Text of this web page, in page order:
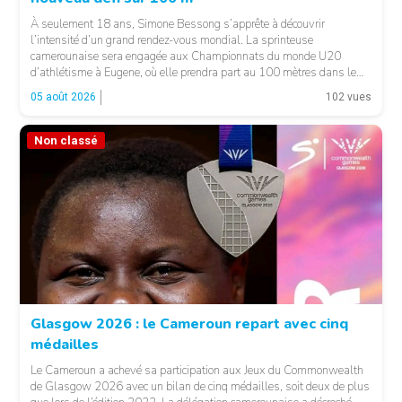
À seulement 18 ans, Simone Bessong s’apprête à découvrir
l’intensité d’un grand rendez-vous mondial. La sprinteuse
camerounaise sera engagée aux Championnats du monde U20
d’athlétisme à Eugene, où elle prendra part au 100 mètres dans le
heat 7. Pour son entrée en lice, la jeune Camerounaise devra se
mesurer à une concurrence relevée. Une première […]
05 août 2026 102 vues
Non classé
Glasgow 2026 : le Cameroun repart avec cinq
médailles
Le Cameroun a achevé sa participation aux Jeux du Commonwealth
de Glasgow 2026 avec un bilan de cinq médailles, soit deux de plus